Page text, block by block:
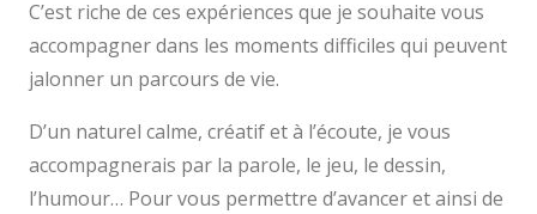
C’est riche de ces expériences que je souhaite vous
accompagner dans les moments difficiles qui peuvent
jalonner un parcours de vie.
D’un naturel calme, créatif et à l’écoute, je vous
accompagnerais par la parole, le jeu, le dessin,
l’humour… Pour vous permettre d’avancer et ainsi de